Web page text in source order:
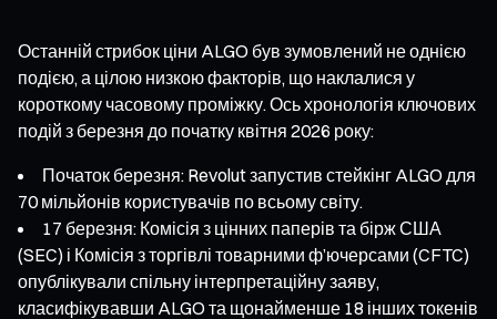
Останній стрибок ціни ALGO був зумовлений не однією
подією, а цілою низкою факторів, що наклалися у
короткому часовому проміжку. Ось хронологія ключових
подій з березня до початку квітня 2026 року:
Початок березня: Revolut запустив стейкінг ALGO для
70 мільйонів користувачів по всьому світу.
17 березня: Комісія з цінних паперів та бірж США
(SEC) і Комісія з торгівлі товарними ф’ючерсами (CFTC)
опублікували спільну інтерпретаційну заяву,
класифікувавши ALGO та щонайменше 18 інших токенів